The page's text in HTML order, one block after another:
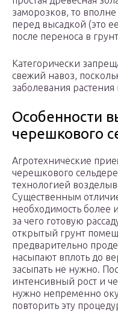
заморозков, то
перед высадкой (это
после переноса в
Категорически
свежий навоз,
заболевания растения
Особенности
черешкового
Агротехнические
черешкового
технологией
Существенным
необходимость более
за чего готовую
открытый грунт
предварительно
насыпают вплоть до
засыпать не нужно.
интенсивный рост и
нужно непременно
повторить эту